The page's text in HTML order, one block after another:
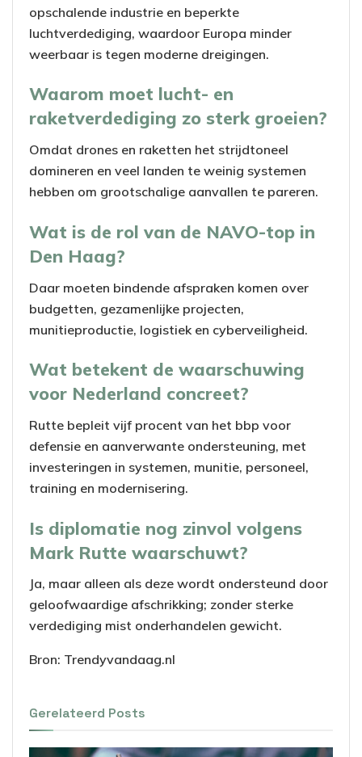
opschalende industrie en beperkte
luchtverdediging, waardoor Europa minder
weerbaar is tegen moderne dreigingen.
Waarom moet lucht- en
raketverdediging zo sterk groeien?
Omdat drones en raketten het strijdtoneel
domineren en veel landen te weinig systemen
hebben om grootschalige aanvallen te pareren.
Wat is de rol van de NAVO-top in
Den Haag?
Daar moeten bindende afspraken komen over
budgetten, gezamenlijke projecten,
munitieproductie, logistiek en cyberveiligheid.
Wat betekent de waarschuwing
voor Nederland concreet?
Rutte bepleit vijf procent van het bbp voor
defensie en aanverwante ondersteuning, met
investeringen in systemen, munitie, personeel,
training en modernisering.
Is diplomatie nog zinvol volgens
Mark Rutte waarschuwt?
Ja, maar alleen als deze wordt ondersteund door
geloofwaardige afschrikking; zonder sterke
verdediging mist onderhandelen gewicht.
Bron: Trendyvandaag.nl
Gerelateerd Posts